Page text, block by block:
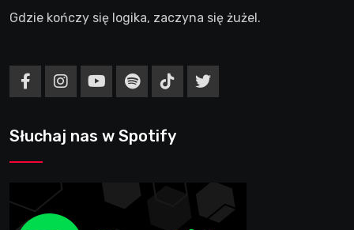
Gdzie kończy się logika, zaczyna się żużel.
Słuchaj nas w Spotify